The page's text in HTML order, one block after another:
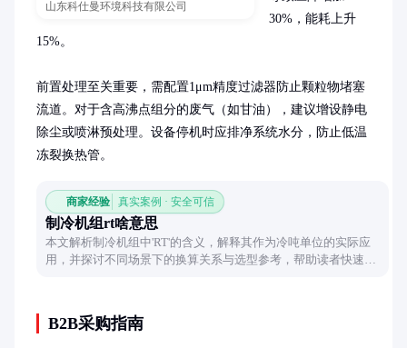
山东科仕曼环境科技有限公司
30%，能耗上升
15%。
前置处理至关重要，需配置1μm精度过滤器防止颗粒物堵塞
流道。对于含高沸点组分的废气（如甘油），建议增设静电
除尘或喷淋预处理。设备停机时应排净系统水分，防止低温
冻裂换热管。
商家经验 真实案例 · 安全可信
制冷机组rt啥意思
本文解析制冷机组中'RT'的含义，解释其作为冷吨单位的实际应
用，并探讨不同场景下的换算关系与选型参考，帮助读者快速理
B2B采购指南